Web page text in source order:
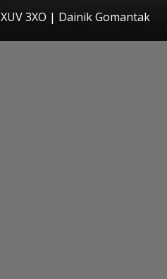
XUV 3XO | Dainik Gomantak